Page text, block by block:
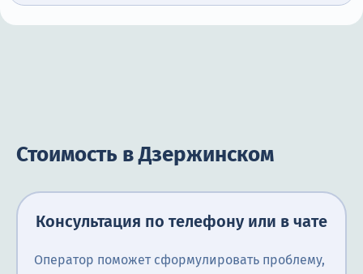
Стоимость в Дзержинском
Консультация по телефону или в чате
Оператор поможет сформулировать проблему,